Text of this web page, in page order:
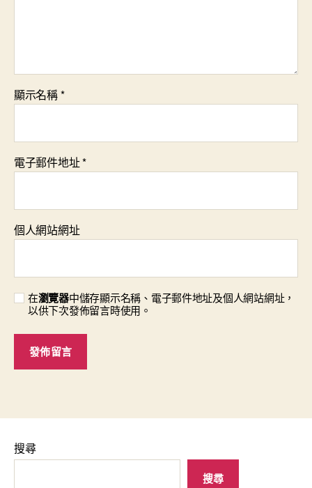
顯示名稱*
電子郵件地址*
個人網站網址
在瀏覽器中儲存顯示名稱、電子郵件地址及個人網站網址，
以供下次發佈留言時使用。
搜尋
搜尋